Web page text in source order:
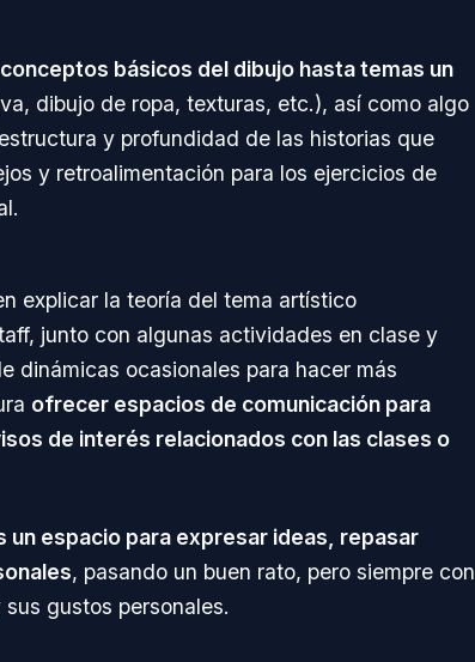
básicos del dibujo hasta temas un
dibujo de ropa, texturas, etc.), así como algo
y profundidad de las historias que
y retroalimentación para los ejercicios de
explicar la teoría del tema artístico
junto con algunas actividades en clase y
dinámicas ocasionales para hacer más
ofrecer espacios de comunicación para
de interés relacionados con las clases o
un espacio para expresar ideas, repasar
, pasando un buen rato, pero siempre con
gustos personales.